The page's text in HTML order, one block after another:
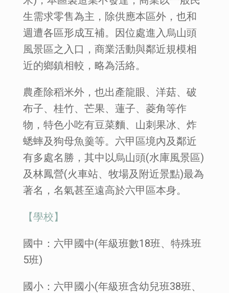
生需求零售為主，除供應本區外，也和
週遭各區形成互補。因位處進入烏山頭
風景區之入口，商業活動與鄰近規模相
近的鄉鎮相較，略為活絡。
農產除稻米外，也出產龍眼、洋菇、破
布子、桂竹、芒果、蓮子、菱角等作
物，特色小吃有豆菜麵、山刺果冰、炸
蟋蟀及狗母魚羹等。六甲區境內及鄰近
有多處名勝，其中以烏山頭(水庫風景區)
及林鳳營(火車站、牧場及附近景點)最為
著名，名氣甚至遠高於六甲區本身。
【學校】
國中：六甲國中(年級班數18班、特殊班
5班)
國小：六甲國小(年級班含幼兒班38班、